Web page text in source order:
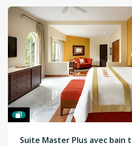
Suite Master Plus avec bain